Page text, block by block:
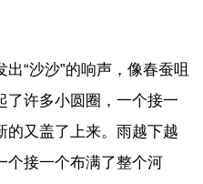
“沙沙”的响声，像春蚕咀
了许多小圆圈，一个接一
的又盖了上来。雨越下越
个接一个布满了整个河